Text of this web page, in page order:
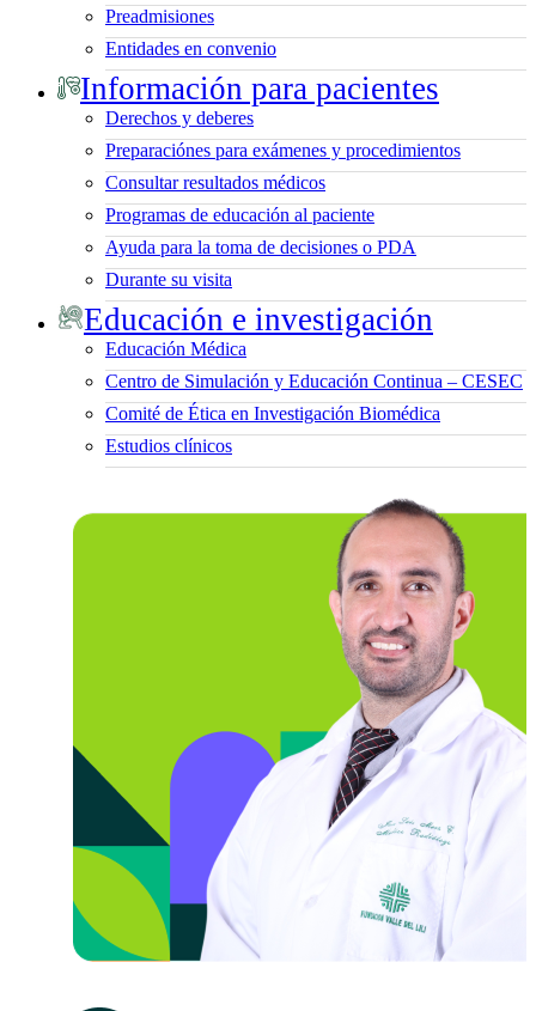
Preadmisiones
Entidades en convenio
Información para pacientes
Derechos y deberes
Preparaciónes para exámenes y procedimientos
Consultar resultados médicos
Programas de educación al paciente
Ayuda para la toma de decisiones o PDA
Durante su visita
Educación e investigación
Educación Médica
Centro de Simulación y Educación Continua – CESEC
Comité de Ética en Investigación Biomédica
Estudios clínicos